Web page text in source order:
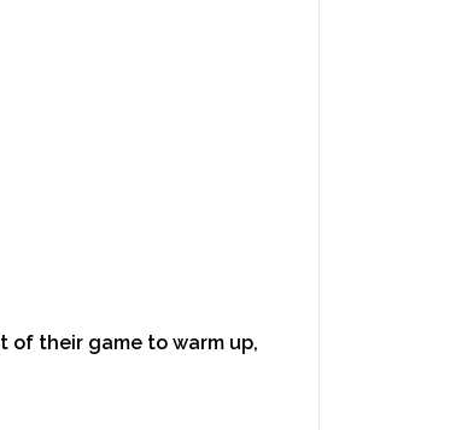
of their game to warm up,